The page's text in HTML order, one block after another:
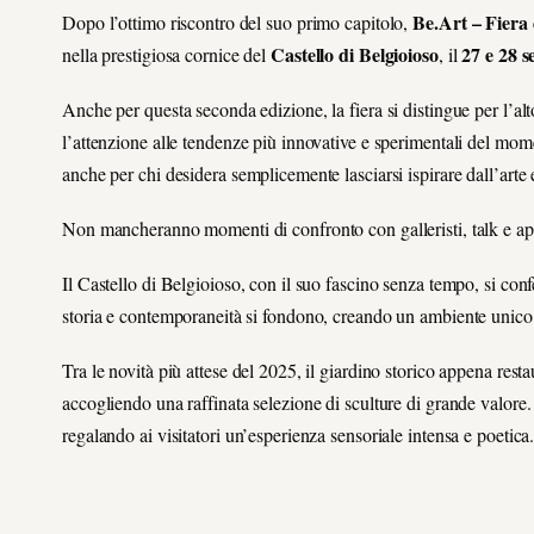
Dopo l’ottimo riscontro del suo primo capitolo,Be.Art – Fiera
nella prestigiosa cornice del Castello di Belgioioso, il27 e 28
Anche per questa seconda edizione, la fiera si distingue per
l’attenzione alle tendenze più innovative e sperimentali del
anche per chi desidera semplicemente lasciarsi ispirare
Non mancheranno momenti di confronto con galleristi, talk e
Il Castello di Belgioioso, con il suo fascino senza tempo, si
storia e contemporaneità si fondono, creando un ambiente
Tra le novità più attese del 2025, il giardino storico appena
accogliendo una raffinata selezione di sculture di grande
regalando ai visitatori un’esperienza sensoriale intensa e poetica.